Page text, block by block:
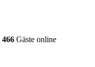
466 Gäste online